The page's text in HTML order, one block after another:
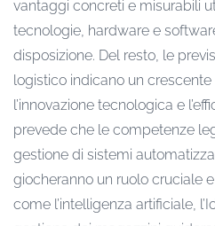
vantaggi concreti e misurabili
tecnologie, hardware e
disposizione. Del resto, le
logistico indicano un crescente
l’innovazione tecnologica e
prevede che le competenze
gestione di sistemi
giocheranno un ruolo cruciale
come l’intelligenza artificiale,